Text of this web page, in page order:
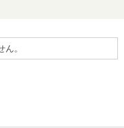
。